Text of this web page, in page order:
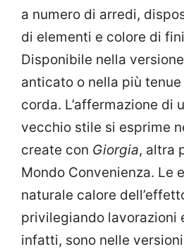
a numero di arredi,
di elementi e colore di
Disponibile nella
anticato o nella più
corda. L’affermazione di
vecchio stile si esprime
create con Giorgia, altra
Mondo Convenienza. Le
naturale calore
privilegiando lavorazioni
infatti, sono nelle